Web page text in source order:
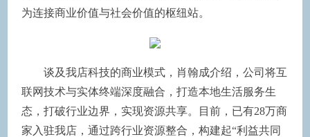
为连接商业价值与社会价值的枢纽站。
谈及我店科技的商业模式，肖翰成介绍，公司将互
联网技术与实体终端深度融合，打造本地生活服务生
态，打破行业边界，实现资源共享。目前，已有28万商
家入驻我店，通过跨行业资源整合，构建起“利益共同